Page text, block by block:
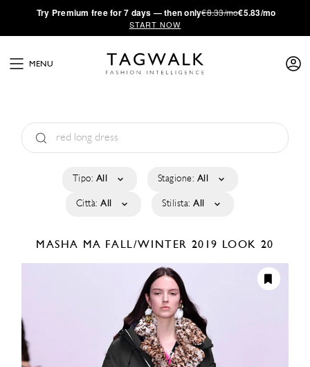
·Try Premium free for 7 days — then only€8.33/mo€5.83/mo
START NOW
MENU
Tipo: All Stagione: All
Città: All Stilista: All
MASHA MA FALL/WINTER 2019 LOOK 20